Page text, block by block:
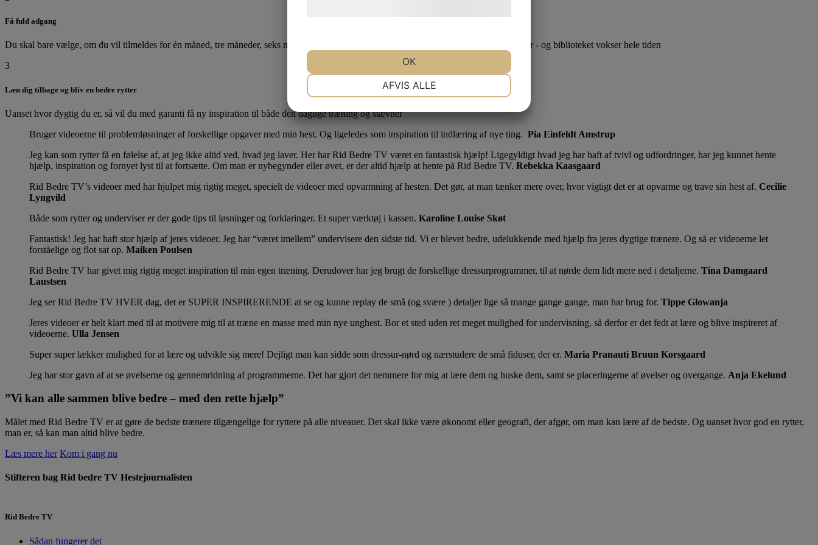
Få fuld adgang
Du skal bare vælge, om du vil tilmeldes for én måned, tre måneder, seks måneder eller et år ad gangen. Du får adgang til over 600 videoer - og biblioteket vokser hele tiden
3
Læn dig tilbage og bliv en bedre rytter
Uanset hvor dygtig du er, så vil du med garanti få ny inspiration til både den daglige træning og stævner
Bruger videoerne til problemløsninger af forskellige opgaver med min hest. Og ligeledes som inspiration til indlæring af nye ting. Pia Einfeldt Amstrup
Jeg kan som rytter få en følelse af, at jeg ikke altid ved, hvad jeg laver. Her har Rid Bedre TV været en fantastisk hjælp! Ligegyldigt hvad jeg har haft af tvivl og udfordringer, har jeg kunnet hente
hjælp, inspiration og fornyet lyst til at fortsætte. Om man er nybegynder eller øvet, er der altid hjælp at hente på Rid Bedre TV. Rebekka Kaasgaard
Rid Bedre TV’s videoer med har hjulpet mig rigtig meget, specielt de videoer med opvarmning af hesten. Det gør, at man tænker mere over, hvor vigtigt det er at opvarme og trave sin hest af. Cecilie
Lyngvild
Både som rytter og underviser er der gode tips til løsninger og forklaringer. Et super værktøj i kassen. Karoline Louise Skøt
Fantastisk! Jeg har haft stor hjælp af jeres videoer. Jeg har “været imellem” undervisere den sidste tid. Vi er blevet bedre, udelukkende med hjælp fra jeres dygtige trænere. Og så er videoerne let
forståelige og flot sat op. Maiken Poulsen
Rid Bedre TV har givet mig rigtig meget inspiration til min egen træning. Derudover har jeg brugt de forskellige dressurprogrammer, til at nørde dem lidt mere ned i detaljerne. Tina Damgaard
Laustsen
Jeg ser Rid Bedre TV HVER dag, det er SUPER INSPIRERENDE at se og kunne replay de små (og svære ) detaljer lige så mange gange gange, man har brug for. Tippe Glowanja
Jeres videoer er helt klart med til at motivere mig til at træne en masse med min nye unghest. Bor et sted uden ret meget mulighed for undervisning, så derfor er det fedt at lære og blive inspireret af
videoerne. Ulla Jensen
Super super lækker mulighed for at lære og udvikle sig mere! Dejligt man kan sidde som dressur-nørd og nærstudere de små fiduser, der er. Maria Pranauti Bruun Korsgaard
Jeg har stor gavn af at se øvelserne og gennemridning af programmerne. Det har gjort det nemmere for mig at lære dem og huske dem, samt se placeringerne af øvelser og overgange. Anja Ekelund
”Vi kan alle sammen blive bedre – med den rette hjælp”
Målet med Rid Bedre TV er at gøre de bedste trænere tilgængelige for ryttere på alle niveauer. Det skal ikke være økonomi eller geografi, der afgør, om man kan lære af de bedste. Og uanset hvor god en rytter,
man er, så kan man altid blive bedre.
Læs mere her Kom i gang nu
Stifteren bag Rid bedre TV Hestejournalisten
Rid Bedre TV
Sådan fungerer det
AFVIS ALLE
OK